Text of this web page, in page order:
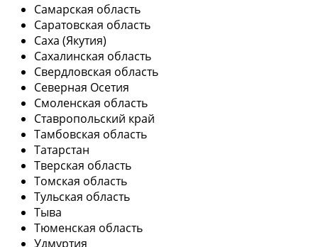
Самарская область
Саратовская область
Саха (Якутия)
Сахалинская область
Свердловская область
Северная Осетия
Смоленская область
Ставропольский край
Тамбовская область
Татарстан
Тверская область
Томская область
Тульская область
Тыва
Тюменская область
Удмуртия